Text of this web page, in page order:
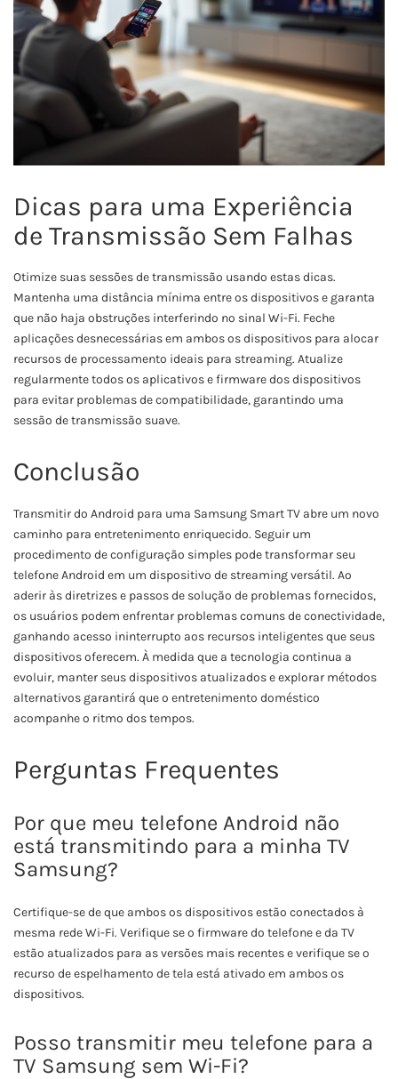
Dicas para uma Experiência
de Transmissão Sem Falhas
Otimize suas sessões de transmissão usando estas dicas.
Mantenha uma distância mínima entre os dispositivos e garanta
que não haja obstruções interferindo no sinal Wi-Fi. Feche
aplicações desnecessárias em ambos os dispositivos para alocar
recursos de processamento ideais para streaming. Atualize
regularmente todos os aplicativos e firmware dos dispositivos
para evitar problemas de compatibilidade, garantindo uma
sessão de transmissão suave.
Conclusão
Transmitir do Android para uma Samsung Smart TV abre um novo
caminho para entretenimento enriquecido. Seguir um
procedimento de configuração simples pode transformar seu
telefone Android em um dispositivo de streaming versátil. Ao
aderir às diretrizes e passos de solução de problemas fornecidos,
os usuários podem enfrentar problemas comuns de conectividade,
ganhando acesso ininterrupto aos recursos inteligentes que seus
dispositivos oferecem. À medida que a tecnologia continua a
evoluir, manter seus dispositivos atualizados e explorar métodos
alternativos garantirá que o entretenimento doméstico
acompanhe o ritmo dos tempos.
Perguntas Frequentes
Por que meu telefone Android não
está transmitindo para a minha TV
Samsung?
Certifique-se de que ambos os dispositivos estão conectados à
mesma rede Wi-Fi. Verifique se o firmware do telefone e da TV
estão atualizados para as versões mais recentes e verifique se o
recurso de espelhamento de tela está ativado em ambos os
dispositivos.
Posso transmitir meu telefone para a
TV Samsung sem Wi-Fi?